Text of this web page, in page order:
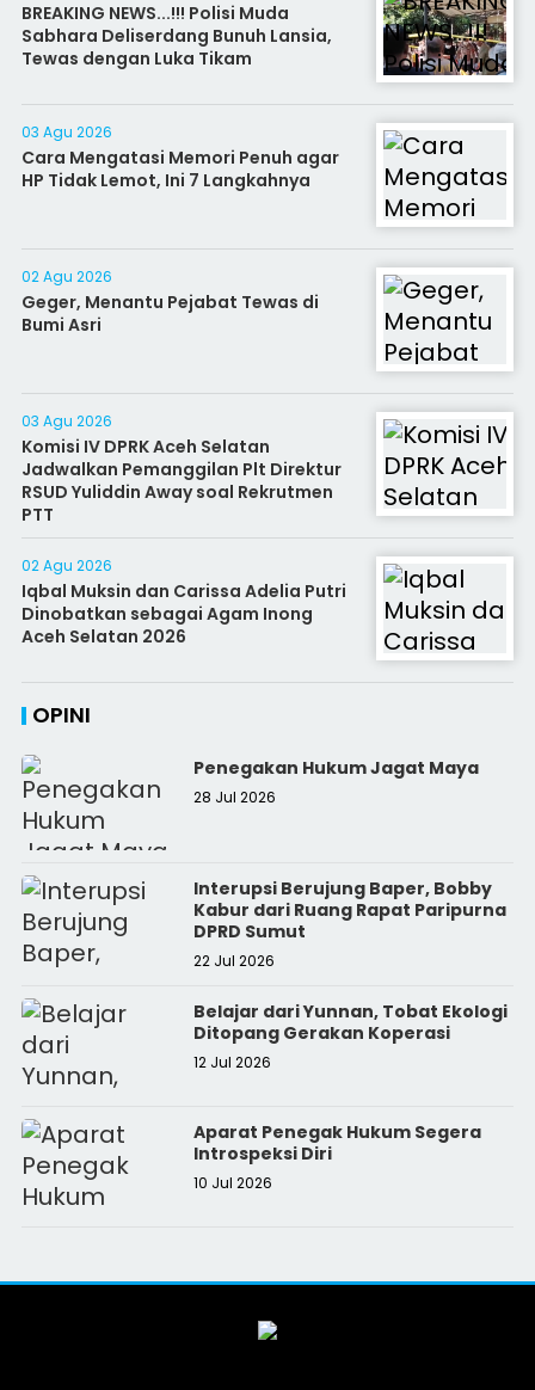
BREAKING NEWS...!!! Polisi Muda
Sabhara Deliserdang Bunuh Lansia,
Tewas dengan Luka Tikam
03 Agu 2026
Cara Mengatasi Memori Penuh agar
HP Tidak Lemot, Ini 7 Langkahnya
02 Agu 2026
Geger, Menantu Pejabat Tewas di
Bumi Asri
03 Agu 2026
Komisi IV DPRK Aceh Selatan
Jadwalkan Pemanggilan Plt Direktur
RSUD Yuliddin Away soal Rekrutmen
PTT
02 Agu 2026
Iqbal Muksin dan Carissa Adelia Putri
Dinobatkan sebagai Agam Inong
Aceh Selatan 2026
OPINI
Penegakan Hukum Jagat Maya
28 Jul 2026
Interupsi Berujung Baper, Bobby
Kabur dari Ruang Rapat Paripurna
DPRD Sumut
22 Jul 2026
Belajar dari Yunnan, Tobat Ekologi
Ditopang Gerakan Koperasi
12 Jul 2026
Aparat Penegak Hukum Segera
Introspeksi Diri
10 Jul 2026